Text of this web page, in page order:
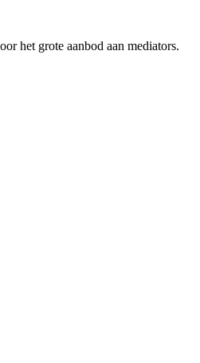
het grote aanbod aan mediators.